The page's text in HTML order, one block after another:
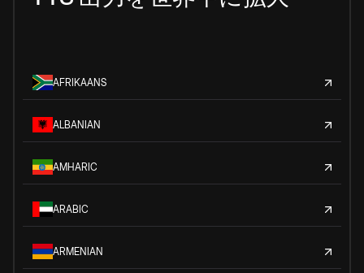
AFRIKAANS
ALBANIAN
AMHARIC
ARABIC
ARMENIAN